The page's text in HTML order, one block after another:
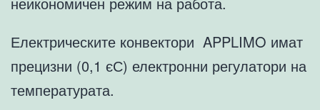
Електрическите конвектори APPLIMO имат
прецизни (0,1 єС) електронни регулатори на
температурата.